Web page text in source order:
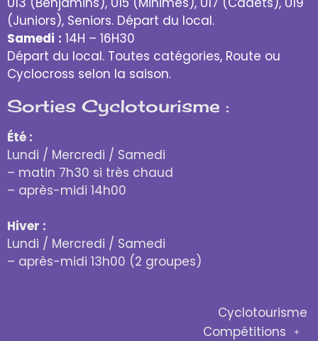
(Juniors), Seniors. Départ du local.
Samedi : 14H – 16H30
Départ du local. Toutes catégories, Route ou
Cyclocross selon la saison.
Sorties Cyclotourisme :
Été :
Lundi / Mercredi / Samedi
– matin 7h30 si très chaud
– après-midi 14h00
Hiver :
Lundi / Mercredi / Samedi
– après-midi 13h00 (2 groupes)
Cyclotourisme
Compétitions